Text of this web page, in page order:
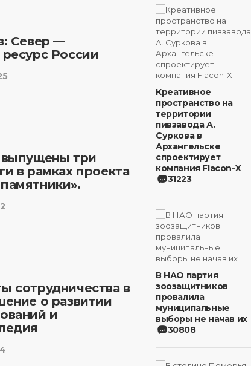
Север —
ресурс России
выпущены три
в рамках проекта
сотрудничества в
о развитии
и
Креативное
пространство на
территории
пивзавода А.
Суркова в
Архангельске
спроектирует
компания Flacon-X
31223
В НАО партия
зоозащитников
провалила
муниципальные
выборы не начав их
30808